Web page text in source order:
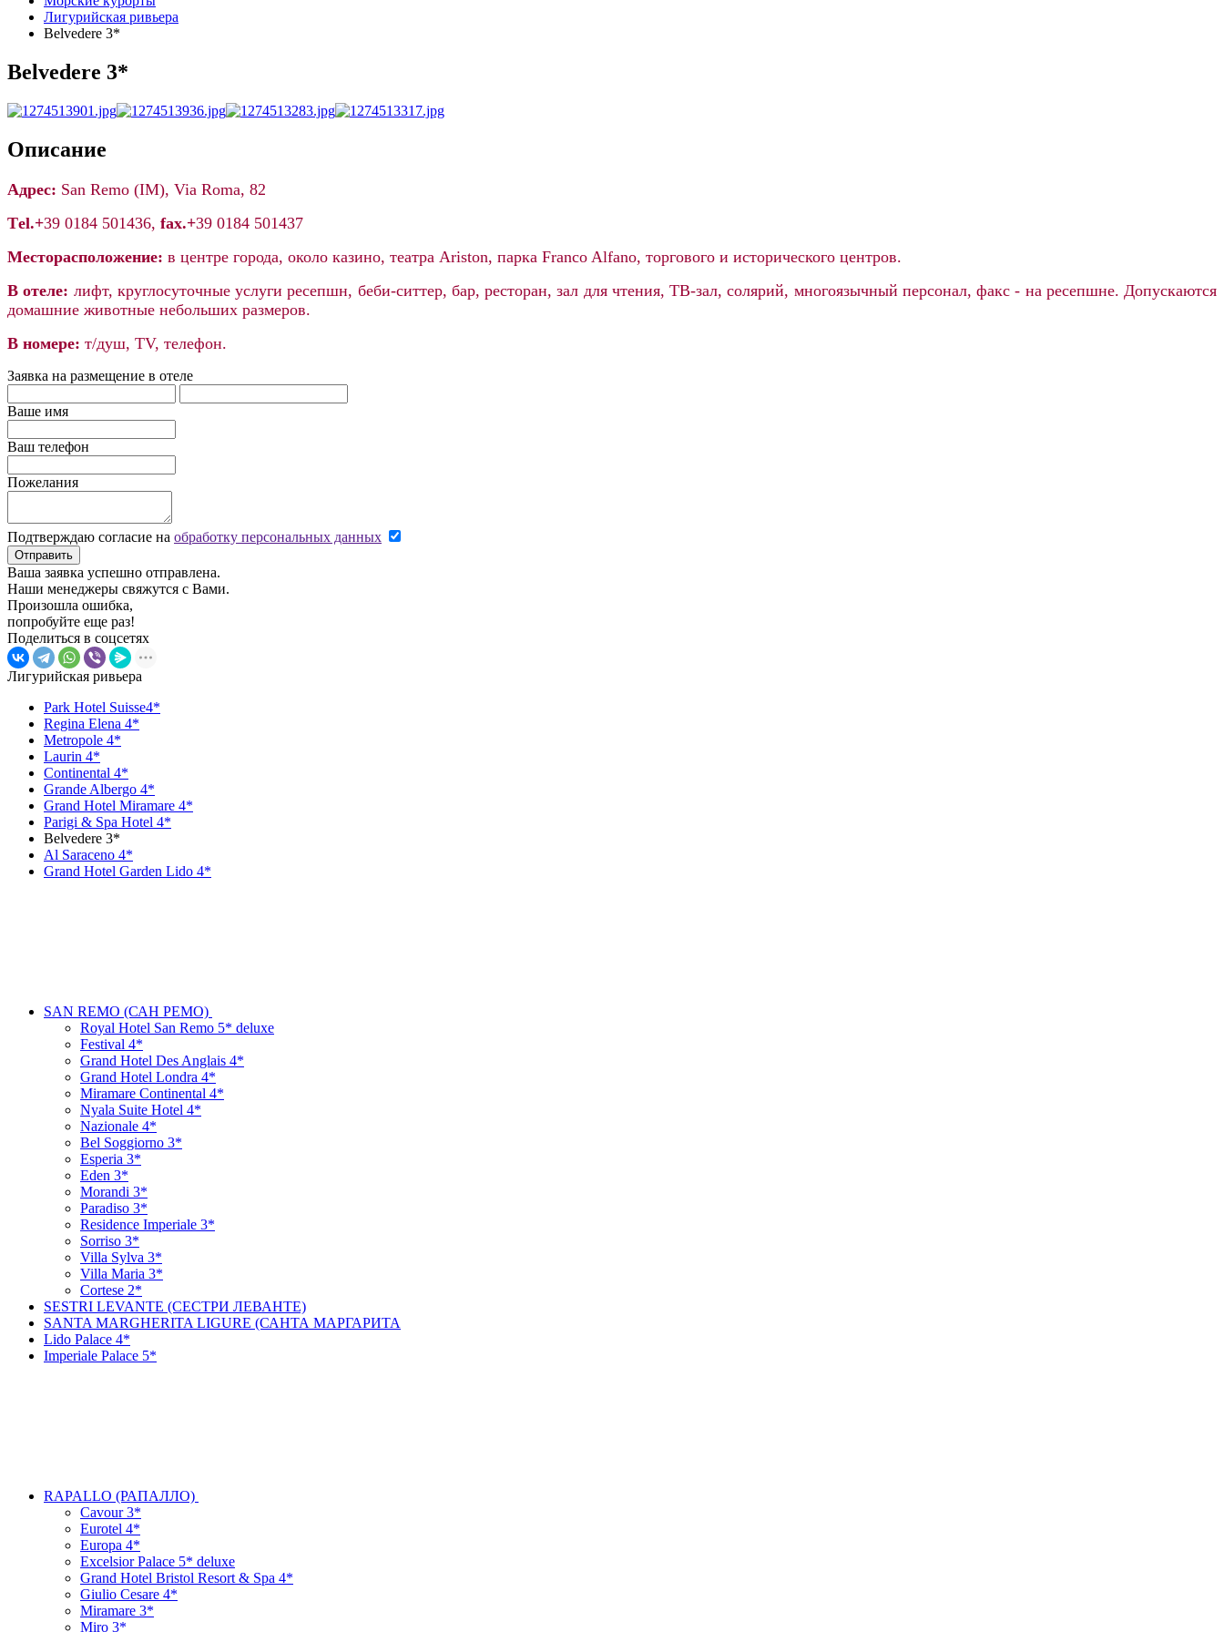
Лигурийская ривьера
Belvedere 3*
Belvedere 3*
Описание
Адрес: San Remo (IM), Via Roma, 82
Тel.+39 0184 501436, fax.+39 0184 501437
Месторасположение: в центре города, около казино, театра Ariston, парка Franco Alfano, торгового и исторического центров.
В отеле: лифт, круглосуточные услуги ресепшн, беби-ситтер, бар, ресторан, зал для чтения, ТВ-зал, солярий, многоязычный персонал, факс - на ресепшне. Допускаются
домашние животные небольших размеров.
В номере: т/душ, ТV, телефон.
Заявка на размещение в отеле
Ваше имя
Ваш телефон
Пожелания
Подтверждаю согласие на обработку персональных данных
Отправить
Ваша заявка успешно отправлена.
Наши менеджеры свяжутся с Вами.
Произошла ошибка,
попробуйте еще раз!
Поделиться в соцсетях
Лигурийская ривьера
Park Hotel Suisse4*
Regina Elena 4*
Metropole 4*
Laurin 4*
Continental 4*
Grande Albergo 4*
Grand Hotel Miramare 4*
Parigi & Spa Hotel 4*
Belvedere 3*
Al Saraceno 4*
Grand Hotel Garden Lido 4*
SAN REMO (САН РЕМО)
Royal Hotel San Remo 5* deluxe
Festival 4*
Grand Hotel Des Anglais 4*
Grand Hotel Londra 4*
Miramare Continental 4*
Nyala Suite Hotel 4*
Nazionale 4*
Bel Soggiorno 3*
Esperia 3*
Eden 3*
Morandi 3*
Paradiso 3*
Residence Imperiale 3*
Sorriso 3*
Villa Sylva 3*
Villa Maria 3*
Cortese 2*
SESTRI LEVANTE (СЕСТРИ ЛЕВАНТЕ)
SANTA MARGHERITA LIGURE (САНТА МАРГАРИТА
Lido Palace 4*
Imperiale Palace 5*
RAPALLO (РАПАЛЛО)
Cavour 3*
Eurotel 4*
Europa 4*
Excelsior Palace 5* deluxe
Grand Hotel Bristol Resort & Spa 4*
Giulio Cesare 4*
Miramare 3*
Miro 3*